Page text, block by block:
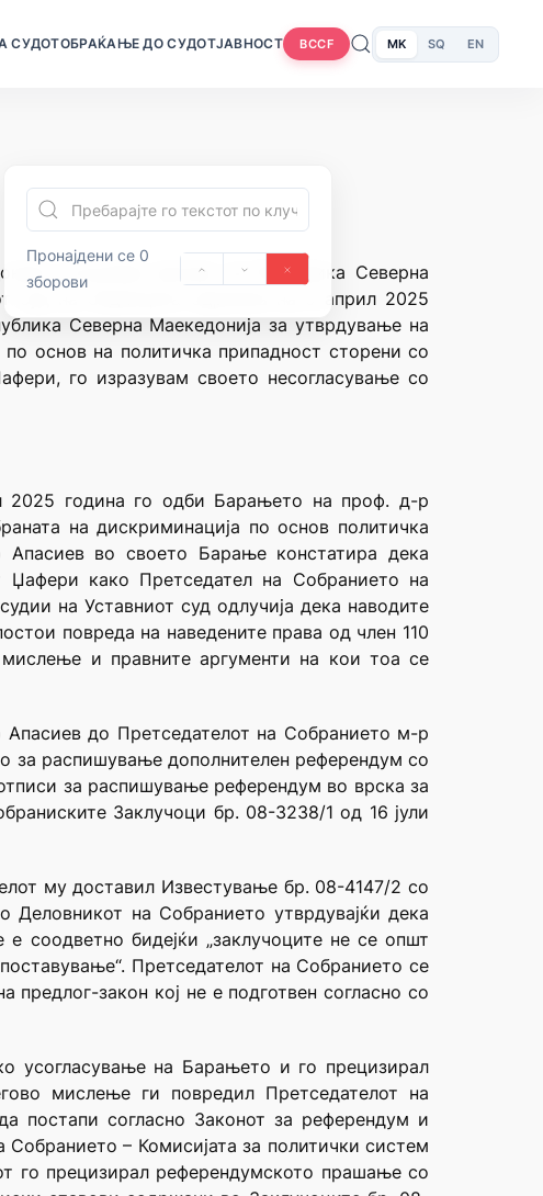
СУДОТОБРАЌАЊЕ ДО СУДОТЈАВНОСТ BCCF MK SQ EN
Пронајдени се 0
зборови
(„Службен весник на Република Северна
суд на Седницата одржана на 9 април 2025
Северна Маекедонија за утврдување на
основ на политичка припадност сторени со
го изразувам своето несогласување со
2025 година го одби Барањето на проф. д-р
на дискриминација по основ политичка
во своето Барање констатира дека
како Претседател на Собранието на
на Уставниот суд одлучија дека наводите
повреда на наведените права од член 110
и правните аргументи на кои тоа се
до Претседателот на Собранието м-р
за распишување дополнителен референдум со
за распишување референдум во врска за
Заклучоци бр. 08-3238/1 од 16 јули
му доставил Известување бр. 08-4147/2 со
на Собранието утврдувајќи дека
соодветно бидејќи „заклучоците не се општ
Претседателот на Собранието се
закон кој не е подготвен согласно со
усогласување на Барањето и го прецизирал
мислење ги повредил Претседателот на
постапи согласно Законот за референдум и
– Комисијата за политички систем
го прецизирал референдумското прашање со